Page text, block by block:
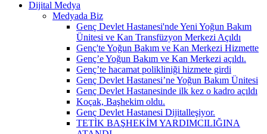
Dijital Medya
Medyada Biz
Genç Devlet Hastanesi'nde Yeni Yoğun Bakım
Ünitesi ve Kan Transfüzyon Merkezi Açıldı
Genç'te Yoğun Bakım ve Kan Merkezi Hizmette
Genç’e Yoğun Bakım ve Kan Merkezi açıldı.
Genç’te hacamat polikliniği hizmete girdi
Genç Devlet Hastanesi’ne Yoğun Bakım Ünitesi
Genç Devlet Hastanesinde ilk kez o kadro açıldı
Koçak, Başhekim oldu.
Genç Devlet Hastanesi Dijitalleşiyor.
TETİK BAŞHEKİM YARDIMCILIĞINA